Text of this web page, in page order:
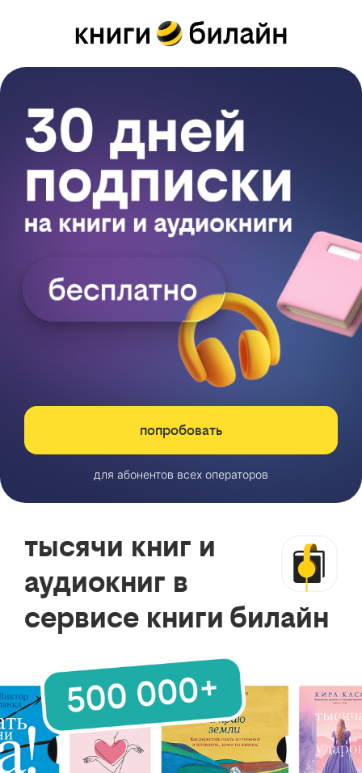
попробовать
для абонентов всех операторов
тысячи книг и
аудиокниг в
сервисе книги билайн